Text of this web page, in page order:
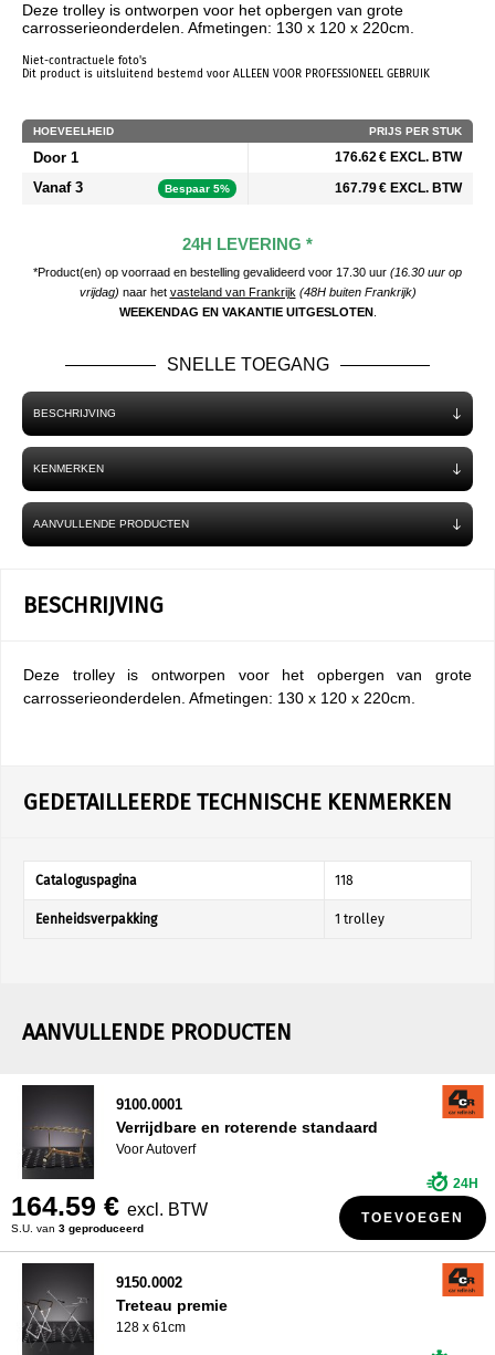
Deze trolley is ontworpen voor het opbergen van grote
carrosserieonderdelen. Afmetingen: 130 x 120 x 220cm.
Niet-contractuele foto's
Dit product is uitsluitend bestemd voor ALLEEN VOOR PROFESSIONEEL GEBRUIK
HOEVEELHEID PRIJS PER STUK
Door 1 176.62 € EXCL. BTW
Vanaf 3 Bespaar 5% 167.79 € EXCL. BTW
24H LEVERING *
*Product(en) op voorraad en bestelling gevalideerd voor 17.30 uur (16.30 uur op
vrijdag) naar het vasteland van Frankrijk (48H buiten Frankrijk)
WEEKENDAG EN VAKANTIE UITGESLOTEN.
SNELLE TOEGANG
BESCHRIJVING
KENMERKEN
AANVULLENDE PRODUCTEN
BESCHRIJVING
Deze trolley is ontworpen voor het opbergen van grote
carrosserieonderdelen. Afmetingen: 130 x 120 x 220cm.
GEDETAILLEERDE TECHNISCHE KENMERKEN
Cataloguspagina 118
Eenheidsverpakking 1 trolley
AANVULLENDE PRODUCTEN
9100.0001
Verrijdbare en roterende standaard
Voor Autoverf
164.59 € excl. BTW
S.U. van 3 geproduceerd
24H
TOEVOEGEN
9150.0002
Treteau premie
128 x 61cm